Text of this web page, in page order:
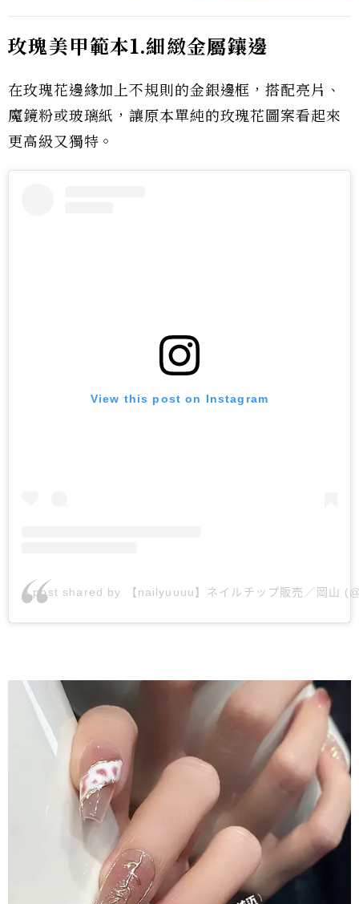
玫瑰美甲範本1.細緻金屬鑲邊
在玫瑰花邊緣加上不規則的金銀邊框，搭配亮片、
魔鏡粉或玻璃紙，讓原本單純的玫瑰花圖案看起來
更高級又獨特。
View this post on Instagram
A post shared by 【nailyuuuu】ネイルチップ販売／岡山